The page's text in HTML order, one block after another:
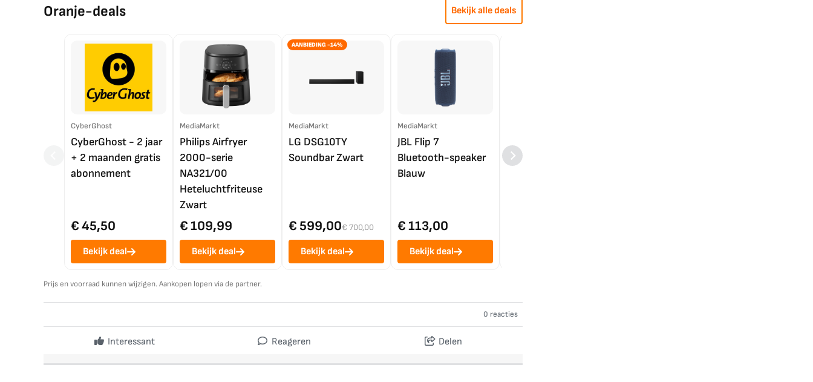
Oranje-deals Bekijk alle deals
CyberGhost
CyberGhost - 2 jaar
+ 2 maanden gratis
abonnement
€ 45,50
Bekijk deal
MediaMarkt
Philips Airfryer
2000-serie
NA321/00
Heteluchtfriteuse
Zwart
€ 109,99
Bekijk deal
AANBIEDING -14%
MediaMarkt
LG DSG10TY
Soundbar Zwart
€ 599,00€ 700,00
Bekijk deal
MediaMarkt
JBL Flip 7
Bluetooth-speaker
Blauw
€ 113,00
Bekijk deal
LG OLED55C56LB
4K TV (2025)
Prijs en voorraad kunnen wijzigen. Aankopen lopen via de partner.
0 reacties
Interessant Reageren Delen